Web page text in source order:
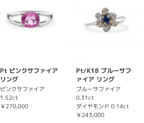
Pt ピンクサファイア
リング
ピンクサファイア
1.52ct
￥270,000
Pt/K18 ブルーサフ
ァイア リング
ブルーサファイア
0.31ct
ダイヤモンド 0.14ct
￥243,000